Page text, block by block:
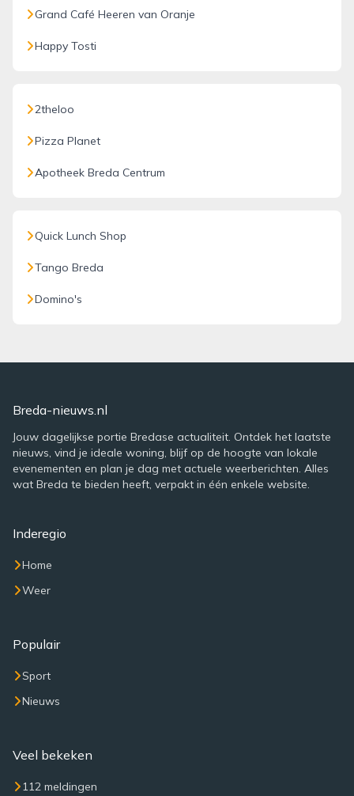
Grand Café Heeren van Oranje
Happy Tosti
2theloo
Pizza Planet
Apotheek Breda Centrum
Quick Lunch Shop
Tango Breda
Domino's
Breda-nieuws.nl
Jouw dagelijkse portie Bredase actualiteit. Ontdek het laatste
nieuws, vind je ideale woning, blijf op de hoogte van lokale
evenementen en plan je dag met actuele weerberichten. Alles
wat Breda te bieden heeft, verpakt in één enkele website.
Inderegio
Home
Weer
Populair
Sport
Nieuws
Veel bekeken
112 meldingen